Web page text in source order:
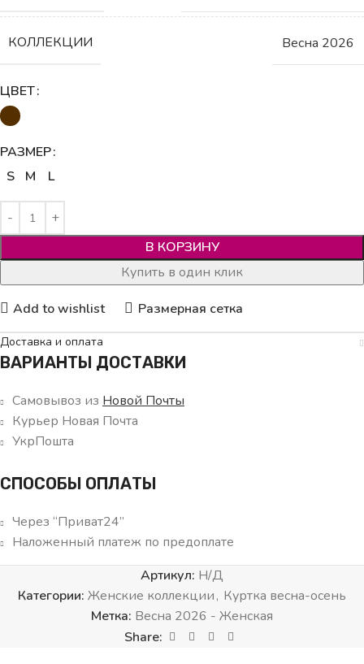
КОЛЛЕКЦИИ Весна 2026
ЦВЕТ
РАЗМЕР
S
M L
В КОРЗИНУ
Купить в один клик
Add to wishlist Размерная сетка
Доставка и оплата
ВАРИАНТЫ ДОСТАВКИ
Самовывоз из Новой Почты
Курьер Новая Почта
УкрПошта
СПОСОБЫ ОПЛАТЫ
Через “Приват24”
Наложенный платеж по предоплате
Артикул: Н/Д
Категории: Женские коллекции, Куртка весна-осень
Метка: Весна 2026 - Женская
Share: